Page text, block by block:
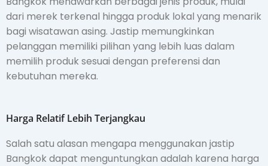
dari merek terkenal hingga produk lokal yang menarik
bagi wisatawan asing. Jastip memungkinkan
pelanggan memiliki pilihan yang lebih luas dalam
memilih produk sesuai dengan preferensi dan
kebutuhan mereka.
Harga Relatif Lebih Terjangkau
Salah satu alasan mengapa menggunakan jastip
Bangkok dapat menguntungkan adalah karena harga